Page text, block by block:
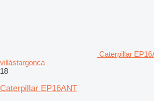
Caterpillar
villástargonca
18
Caterpillar EP16ANT